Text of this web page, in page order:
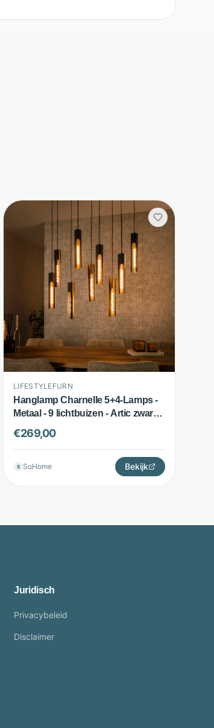
LIFESTYLEFURN
Hanglamp Charnelle 5+4-Lamps -
Metaal - 9 lichtbuizen - Artic zwart -
LifestyleFurn
€269,00
S SoHome Bekijk
Juridisch
Privacybeleid
Disclaimer